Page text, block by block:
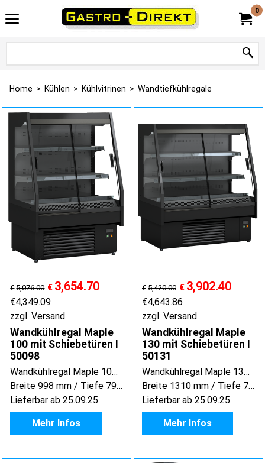
0
Home > Kühlen > Kühlvitrinen > Wandtiefkühlregale
€ 5,076.00 € 3,654.70
€4,349.09
zzgl. Versand
Wandkühlregal Maple
100 mit Schiebetüren I
50098
Wandkühlregal Maple 100 mit Schiebetüren / 50098
Breite 998 mm / Tiefe 797 mm / Höhe 1508 mm
Lieferbar ab 25.09.25
Mehr Infos
€ 5,420.00 € 3,902.40
€4,643.86
zzgl. Versand
Wandkühlregal Maple
130 mit Schiebetüren I
50131
Wandkühlregal Maple 130 mit Schiebetüren / 50131
Breite 1310 mm / Tiefe 797 mm / Höhe 1508 mm
Lieferbar ab 25.09.25
Mehr Infos